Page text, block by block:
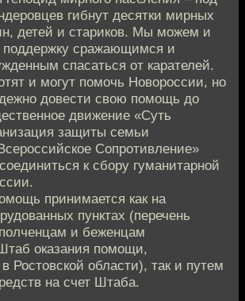
гибнут десятки мирных
детей и стариков. Мы можем и
поддержку сражающимся и
спасаться от карателей.
и могут помочь Новороссии, но
довести свою помощь до
движение «Суть
защиты семьи
Сопротивление»
к сбору гуманитарной
принимается как на
пунктах (перечень
и беженцам
оказания помощи,
Ростовской области), так и путем
на счет Штаба.